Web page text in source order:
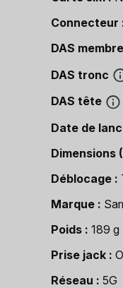
Connecteur
DAS membre
DAS tronc
DAS tête
Date de
Dimensions
Déblocage
Marque
Poids
189 g
Prise jack
Réseau
5G